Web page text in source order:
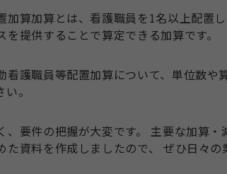
算加算とは、看護職員を1名以上配置し
提供することで算定できる加算です。
看護職員等配置加算について、単位数や
。
、要件の把握が大変です。 主要な加算
資料を作成しましたので、 ぜひ日々の